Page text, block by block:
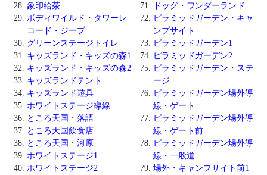
象印給茶
ボディワイルド・タワーレ
コード・ジープ
グリーンステージトイレ
キッズランド・キッズの森1
キッズランド・キッズの森2
キッズランドテント
キッズランド遊具
ホワイトステージ導線
ところ天国・落語
ところ天国飲食店
ところ天国・河原
ホワイトステージ1
ホワイトステージ2
ドッグ・ワンダーランド
ピラミッドガーデン・キャ
ンプサイト
ピラミッドガーデン1
ピラミッドガーデン2
ピラミッドガーデン・ステ
ージ
ピラミッドガーデン場外導
線・ゲート
ピラミッドガーデン場外導
線・ゲート前
ピラミッドガーデン場外導
線・一般道
場外・キャンプサイト前1